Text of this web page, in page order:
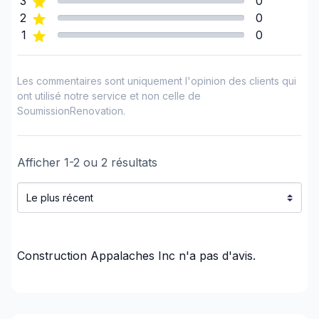
Soffites/Fascias
Toiture - Non-métallique (ex-Bardeaux)
Toiture et Structure
Régions
Centre du Québec (Arthabaska)
Centre du Québec (L'Érable)
Centre du Québec (Nicolet-Yamaska)
Chaudière-Appalaches (Bellechasse)
Chaudière-Appalaches (Les Appalaches)
2
0
1
0
Les commentaires sont uniquement l'opinion des clients qui
ont utilisé notre service et non celle de
SoumissionRenovation.
Afficher 1-2 ou 2 résultats
Construction Appalaches Inc n'a pas d'avis.